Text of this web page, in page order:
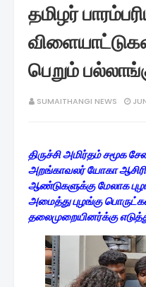
தமிழர்
பெறும்
SUMAITHANGI NEWS
திருச்சி அமிர்தம் சமூக
அறங்காவலர் யோகா
ஆண்டுகளுக்கு மேலாக
அமைத்து புழங்கு
தலைமுறையினர்க்கு